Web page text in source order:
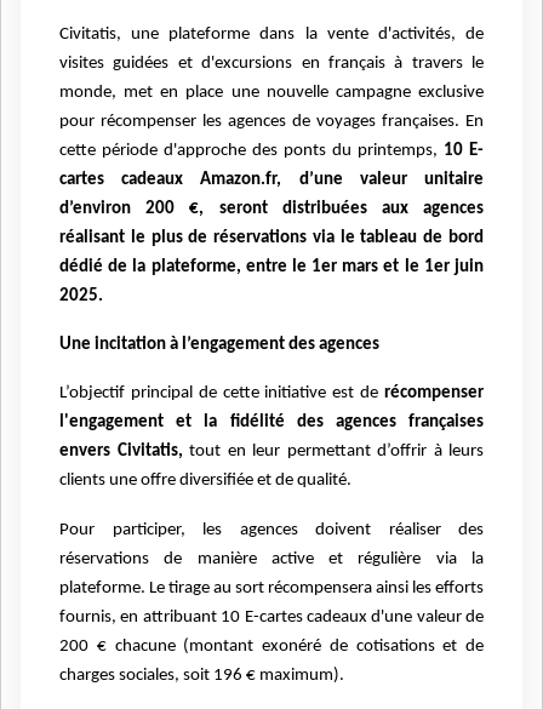
Civitatis, une plateforme dans la vente d'activités, de
visites guidées et d'excursions en français à travers le
monde, met en place une nouvelle campagne exclusive
pour récompenser les agences de voyages françaises. En
cette période d'approche des ponts du printemps, 10 E-
cartes cadeaux Amazon.fr, d’une valeur unitaire
d’environ 200 €, seront distribuées aux agences
réalisant le plus de réservations via le tableau de bord
dédié de la plateforme, entre le 1er mars et le 1er juin
2025.
Une incitation à l’engagement des agences
L’objectif principal de cette initiative est de récompenser
l'engagement et la fidélité des agences françaises
envers Civitatis, tout en leur permettant d’offrir à leurs
clients une offre diversifiée et de qualité.
Pour participer, les agences doivent réaliser des
réservations de manière active et régulière via la
plateforme. Le tirage au sort récompensera ainsi les efforts
fournis, en attribuant 10 E-cartes cadeaux d'une valeur de
200 € chacune (montant exonéré de cotisations et de
charges sociales, soit 196 € maximum).